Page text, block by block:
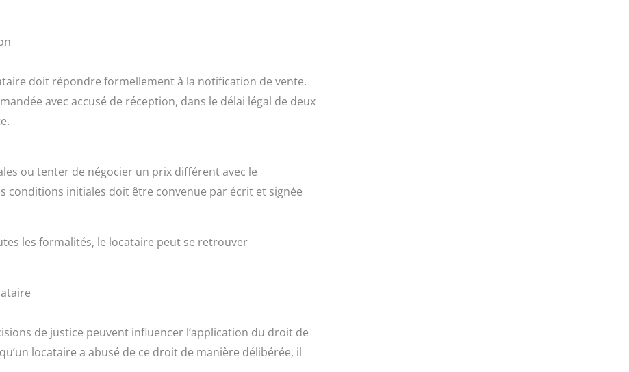
doit répondre formellement à la notification de vente.
avec accusé de réception, dans le délai légal de deux
ou tenter de négocier un prix différent avec le
initiales doit être convenue par écrit et signée
les formalités, le locataire peut se retrouver
de justice peuvent influencer l’application du droit de
locataire a abusé de ce droit de manière délibérée, il